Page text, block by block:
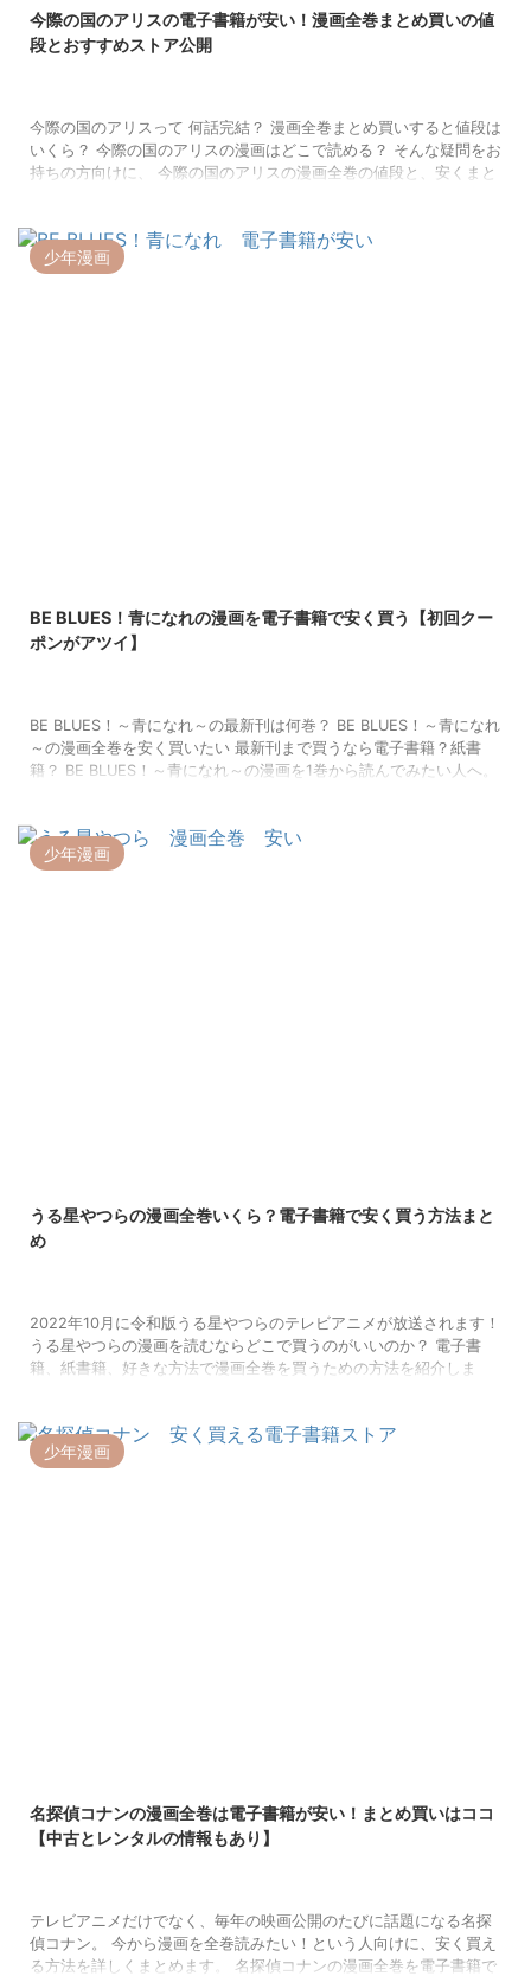
今際の国のアリスの電子書籍が安い！漫画全巻まとめ買いの値
段とおすすめストア公開
今際の国のアリスって 何話完結？ 漫画全巻まとめ買いすると値段は
いくら？ 今際の国のアリスの漫画はどこで読める？ そんな疑問をお
持ちの方向けに、 今際の国のアリスの漫画全巻の値段と、安くまと
しょう。 全巻まとめ買いは、出費が大きいからこそ、ストア選びが
大事です。 今際の国のアリスの漫画全巻安くまとめ買い！電子書籍
少年漫画
BE BLUES！青になれの漫画を電子書籍で安く買う【初回クー
ポンがアツイ】
BE BLUES！～青になれ～の最新刊は何巻？ BE BLUES！～青になれ
～の漫画全巻を安く買いたい 最新刊まで買うなら電子書籍？紙書
籍？ BE BLUES！～青になれ～の漫画を1巻から読んでみたい人へ。
って「損した！」とならないように。 この記事で、BE BLUES！～
青になれ～が お得に買えるお店をチェックしてくださいね。 BE
少年漫画
うる星やつらの漫画全巻いくら？電子書籍で安く買う方法まと
め
2022年10月に令和版うる星やつらのテレビアニメが放送されます！
うる星やつらの漫画を読むならどこで買うのがいいのか？ 電子書
籍、紙書籍、好きな方法で漫画全巻を買うための方法を紹介しま
れたうる星やつら。 コミックス版（全34巻）が販売された後、文庫
版（全18巻）、新装版（全34巻）と形を変え、いまだに根強い人気
少年漫画
名探偵コナンの漫画全巻は電子書籍が安い！まとめ買いはココ
【中古とレンタルの情報もあり】
テレビアニメだけでなく、毎年の映画公開のたびに話題になる名探
偵コナン。 今から漫画を全巻読みたい！という人向けに、安く買え
る方法を詳しくまとめます。 名探偵コナンの漫画全巻を電子書籍で